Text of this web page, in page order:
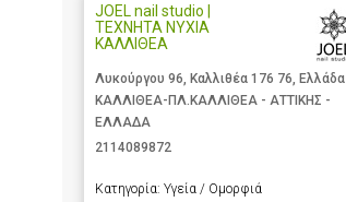
JOEL nail studio |
ΤΕΧΝΗΤΑ ΝΥΧΙΑ
ΚΑΛΛΙΘΕΑ
Λυκούργου 96, Καλλιθέα 176 76, Ελλάδα
ΚΑΛΛΙΘΕΑ-ΠΛ.ΚΑΛΛΙΘΕΑ - ΑΤΤΙΚΗΣ -
ΕΛΛΑΔΑ
2114089872
Κατηγορία: Υγεία / Ομορφιά